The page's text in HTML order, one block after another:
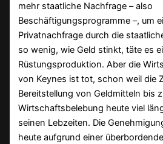
mehr staatliche Nachfrage – also
Beschäftigungsprogramme –, um
Privatnachfrage durch die
so wenig, wie Geld stinkt, täte es
Rüstungsproduktion. Aber die
von Keynes ist tot, schon weil die
Bereitstellung von Geldmitteln bis
Wirtschaftsbelebung heute viel
seinen Lebzeiten. Die
heute aufgrund einer